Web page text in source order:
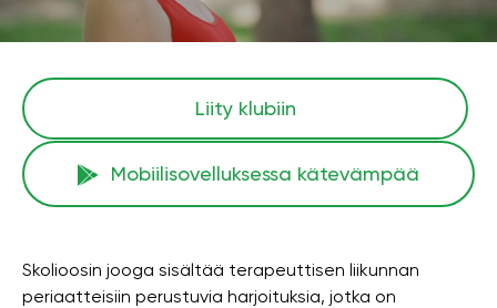
Liity klubiin
Mobiilisovelluksessa kätevämpää
Skolioosin jooga sisältää terapeuttisen liikunnan
periaatteisiin perustuvia harjoituksia, jotka on